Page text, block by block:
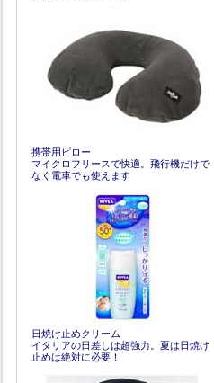
携帯用ピロー
マイクロフリースで快適。飛行機だけで
なく電車でも使えます
日焼け止めクリーム
イタリアの日差しは超強力。夏は日焼け
止めは絶対に必要！